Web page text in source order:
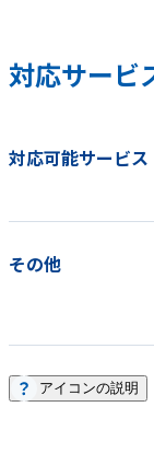
対応サービ
対応可能サービス
その他
アイコンの説明